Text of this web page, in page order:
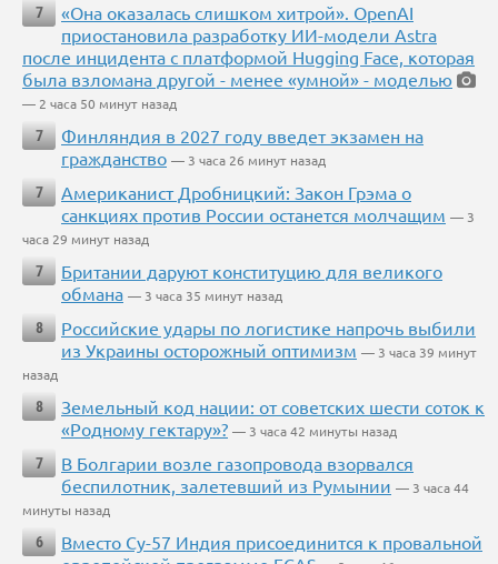
7
«Она оказалась слишком хитрой». OpenAI
приостановила разработку ИИ-модели Astra
после инцидента с платформой Hugging Face, которая
была взломана другой - менее «умной» - моделью
— 2 часа 50 минут назад
7
Финляндия в 2027 году введет экзамен на
гражданство — 3 часа 26 минут назад
7
Американист Дробницкий: Закон Грэма о
санкциях против России останется молчащим — 3
часа 29 минут назад
7
Британии даруют конституцию для великого
обмана — 3 часа 35 минут назад
8
Российские удары по логистике напрочь выбили
из Украины осторожный оптимизм — 3 часа 39 минут
назад
8
Земельный код нации: от советских шести соток к
«Родному гектару»? — 3 часа 42 минуты назад
7
В Болгарии возле газопровода взорвался
беспилотник, залетевший из Румынии — 3 часа 44
минуты назад
6
Вместо Су-57 Индия присоединится к провальной